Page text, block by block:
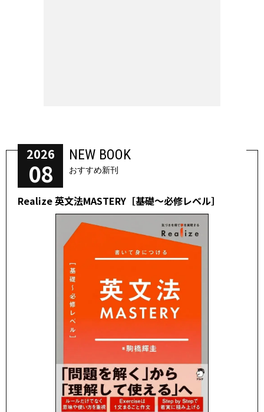
2026
08
NEW BOOK
おすすめ新刊
Realize 英文法MASTERY［基礎～必修レベル］